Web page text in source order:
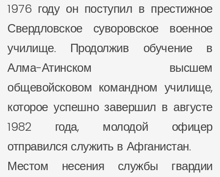
1976 году он поступил в престижное
Свердловское суворовское военное
училище. Продолжив обучение в
Алма-Атинском высшем
общевойсковом командном училище,
которое успешно завершил в августе
1982 года, молодой офицер
отправился служить в Афганистан.
Местом несения службы гвардии